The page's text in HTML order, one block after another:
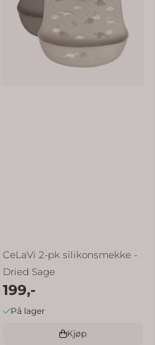
CeLaVi 2-pk silikonsmekke -
Dried Sage
199,-
På lager
Kjøp